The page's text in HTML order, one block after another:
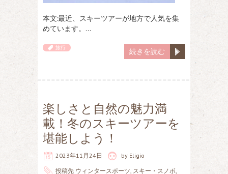
本文:最近、スキーツアーが地方で人気を集
めています。…
続きを読む
旅行
楽しさと自然の魅力満
載！冬のスキーツアーを
堪能しよう！
2023年11月24日 by Eligio
投稿先 ウィンタースポーツ, スキー・スノボ,